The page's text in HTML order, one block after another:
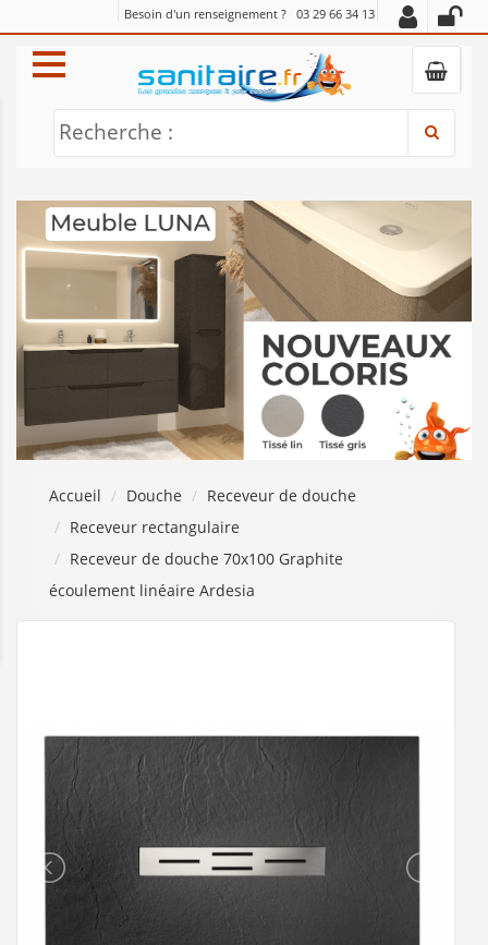
Besoin d'un renseignement ? 03 29 66 34 13
Recherche :
Accueil Douche
Receveur de douche
Receveur rectangulaire
Receveur de douche 70x100 Graphite
écoulement linéaire Ardesia